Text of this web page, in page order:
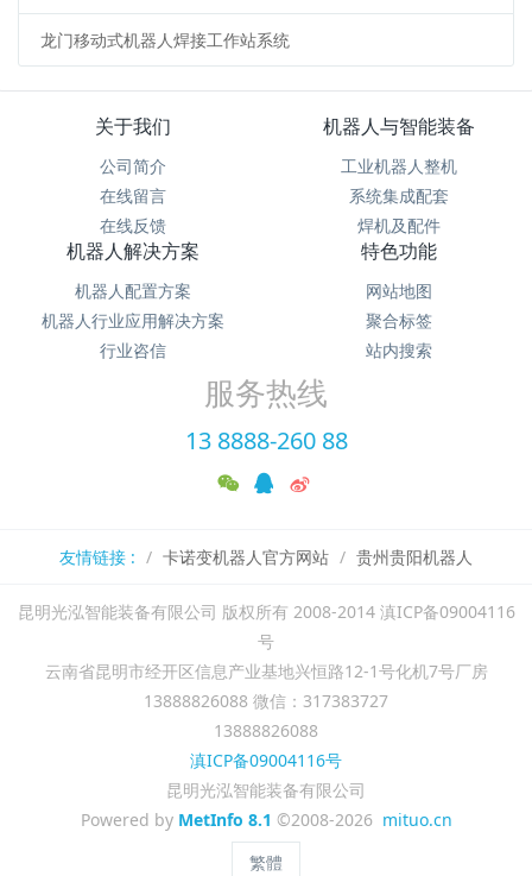
龙门移动式机器人焊接工作站系统
关于我们
公司简介
在线留言
在线反馈
机器人与智能装备
工业机器人整机
系统集成配套
焊机及配件
机器人解决方案
机器人配置方案
机器人行业应用解决方案
行业咨信
特色功能
网站地图
聚合标签
站内搜索
服务热线
13 8888-260 88
友情链接 : 卡诺变机器人官方网站 贵州贵阳机器人
昆明光泓智能装备有限公司 版权所有 2008-2014 滇ICP备09004116
号
云南省昆明市经开区信息产业基地兴恒路12-1号化机7号厂房
13888826088 微信：317383727
13888826088
滇ICP备09004116号
昆明光泓智能装备有限公司
Powered by MetInfo 8.1 ©2008-2026 mituo.cn
繁體